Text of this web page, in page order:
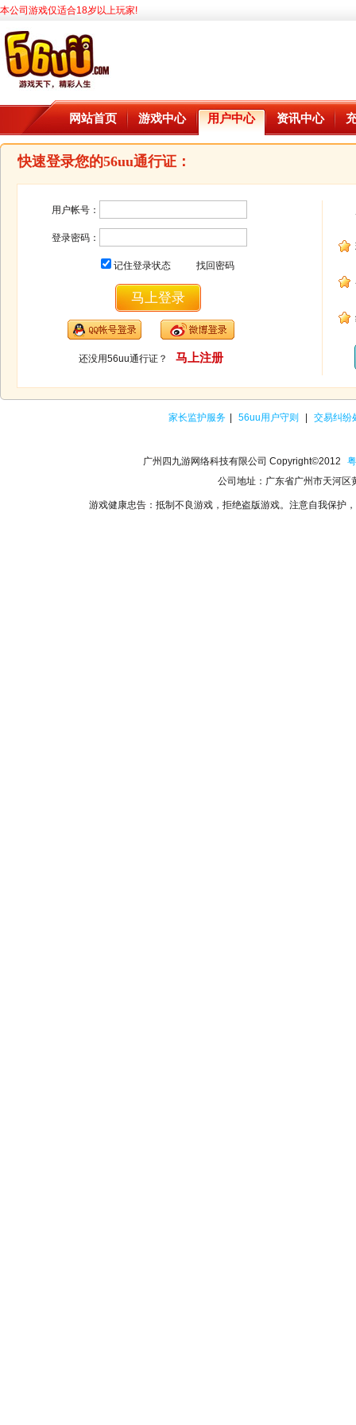
本公司游戏仅适合18岁以上玩家!
网站首页 游戏中心 用户中心 资讯中心
快速登录您的56uu通行证：
用户帐号：
登录密码：
记住登录状态 找回密码
还没用56uu通行证？ 马上注册
家长监护服务 56uu用户守则 交易纠纷
广州四九游网络科技有限公司 Copyright©2012
公司地址：广东省广州市天河
游戏健康忠告：抵制不良游戏，拒绝盗版游戏。注意自我保护